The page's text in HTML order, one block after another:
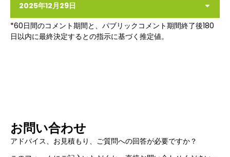
2025年12月29日
*60日間のコメント期間と、パブリックコメント期間終了後180
日以内に最終決定するとの指示に基づく推定値。
お問い合わせ
アドバイス、お見積もり、ご質問への回答が必要ですか？